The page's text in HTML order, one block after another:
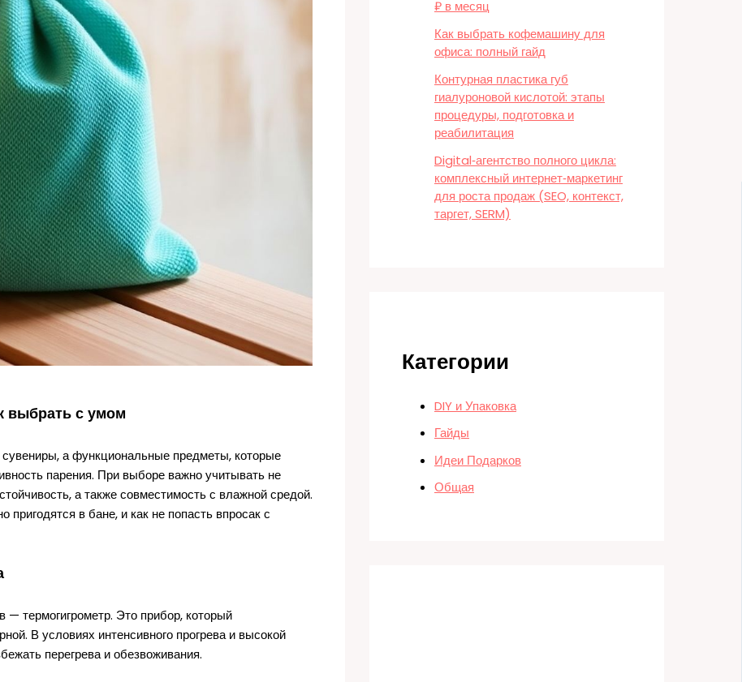
выбрать с умом
а функциональные предметы, которые
парения. При выборе важно учитывать не
а также совместимость с влажной средой.
пригодятся в бане, и как не попасть впросак с
термогигрометр. Это прибор, который
В условиях интенсивного прогрева и высокой
перегрева и обезвоживания.
₽ в месяц
Как выбрать кофемашину для
офиса: полный гайд
Контурная пластика губ
гиалуроновой кислотой: этапы
процедуры, подготовка и
реабилитация
Digital‑агентство полного цикла:
комплексный интернет‑маркетинг
для роста продаж (SEO, контекст,
таргет, SERM)
Категории
DIY и Упаковка
Гайды
Идеи Подарков
Общая